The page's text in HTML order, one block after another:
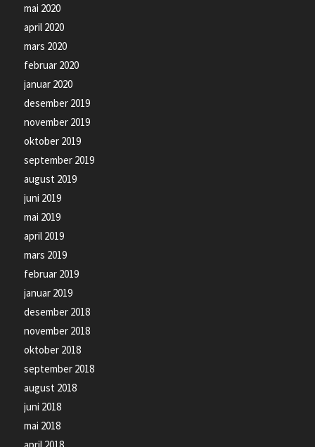
mai 2020
april 2020
mars 2020
februar 2020
januar 2020
desember 2019
november 2019
oktober 2019
september 2019
august 2019
juni 2019
mai 2019
april 2019
mars 2019
februar 2019
januar 2019
desember 2018
november 2018
oktober 2018
september 2018
august 2018
juni 2018
mai 2018